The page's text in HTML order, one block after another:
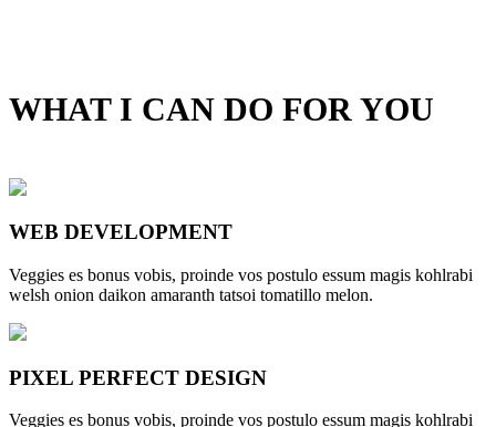
WHAT I CAN DO FOR YOU
WEB DEVELOPMENT
Veggies es bonus vobis, proinde vos postulo essum magis kohlrabi
welsh onion daikon amaranth tatsoi tomatillo melon.
PIXEL PERFECT DESIGN
Veggies es bonus vobis, proinde vos postulo essum magis kohlrabi